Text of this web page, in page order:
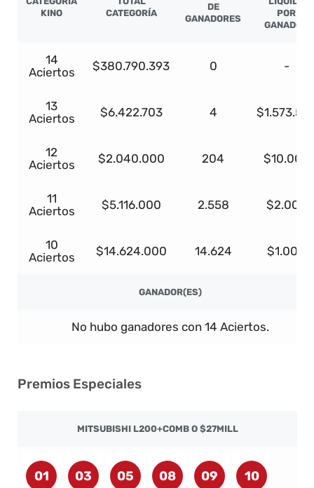
KINO
CATEGORÍA
DE
GANADORES
POR
GANADOR
14
Aciertos
$380.790.393 0 -
13
Aciertos
$6.422.703 4
12
Aciertos
$2.040.000 204 $10.000
11
Aciertos
$5.116.000 2.558 $2.000
10
Aciertos
$14.624.000 14.624 $1.000
GANADOR(ES)
No hubo ganadores con 14 Aciertos.
Premios Especiales
MITSUBISHI L200+COMB O $27MILL
01 03 05 08 09 10